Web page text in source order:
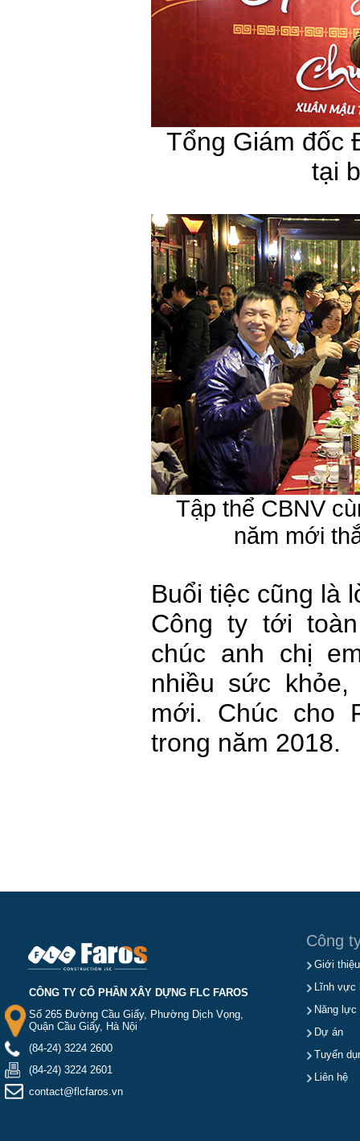
Tổng Giám đốc
tại
Tập thể CBNV
năm mới
Buổi tiệc cũng là
Công ty tới
chúc anh chị
nhiều sức
mới. Chúc cho
trong năm 2018.
CÔNG TY CỔ PHẦN XÂY DỰNG FLC FAROS
Số 265 Đường Cầu Giấy, Phường Dịch Vọng,
Quận Cầu Giấy, Hà Nội
(84-24) 3224 2600
(84-24) 3224 2601
contact@flcfaros.vn
Công
Giới thiệu
Lĩnh vực
Năng lực
Dự án
Tuyển
Liên hệ